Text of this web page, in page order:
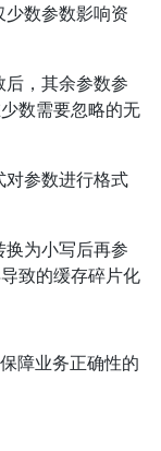
数参数影响资
，其余参数参
数需要忽略的无
对参数进行格式
为小写后再参
致的缓存碎片化
障业务正确性的